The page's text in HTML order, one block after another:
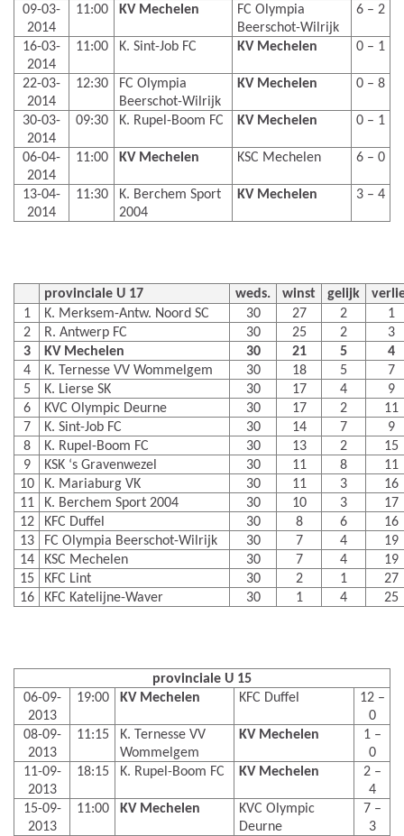
09-03-
2014
11:00 KV Mechelen
FC Olympia
Beerschot-Wilrijk
6 – 2
16-03-
2014
11:00 K. Sint-Job FC KV Mechelen 0 – 1
22-03-
2014
12:30
FC Olympia
Beerschot-Wilrijk
KV Mechelen 0 – 8
30-03-
2014
09:30 K. Rupel-Boom FC KV Mechelen 0 – 1
06-04-
2014
11:00 KV Mechelen KSC Mechelen 6 – 0
13-04-
2014
11:30
K. Berchem Sport
2004
KV Mechelen 3 – 4
provinciale U 17 weds. winst gelijk
1
K. Merksem-Antw. Noord SC 30 27 2
1
2
R. Antwerp FC 30 25 2
3
3
KV Mechelen 30 21 5
4
4
K. Ternesse VV Wommelgem 30 18 5
7
5
K. Lierse SK 30 17 4
9
6
KVC Olympic Deurne 30 17 2
11
7
K. Sint-Job FC 30 14 7
9
8
K. Rupel-Boom FC 30 13 2
15
9
KSK ‘s Gravenwezel 30 11 8
11
10
K. Mariaburg VK 30 11 3
16
11
K. Berchem Sport 2004 30 10 3
17
12
KFC Duffel 30 8 6
16
13
FC Olympia Beerschot-Wilrijk 30 7 4
19
14
KSC Mechelen 30 7 4
19
15
KFC Lint 30 2 1
27
16
KFC Katelijne-Waver 30 1 4 25
provinciale U 15
06-09-
2013
19:00 KV Mechelen KFC Duffel
12 –
0
08-09-
2013
11:15
K. Ternesse VV
Wommelgem
KV Mechelen
1 –
0
11-09-
2013
18:15 K. Rupel-Boom FC KV Mechelen
2 –
4
15-09-
2013
11:00 KV Mechelen
KVC Olympic
Deurne
7 –
3